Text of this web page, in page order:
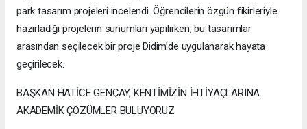
park tasarım projeleri incelendi. Öğrencilerin özgün fikirleriyle
hazırladığı projelerin sunumları yapılırken, bu tasarımlar
arasından seçilecek bir proje Didim’de uygulanarak hayata
geçirilecek.
BAŞKAN HATİCE GENÇAY, KENTİMİZİN İHTİYAÇLARINA
AKADEMİK ÇÖZÜMLER BULUYORUZ